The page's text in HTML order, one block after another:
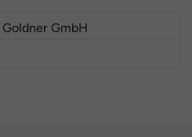
Goldner GmbH